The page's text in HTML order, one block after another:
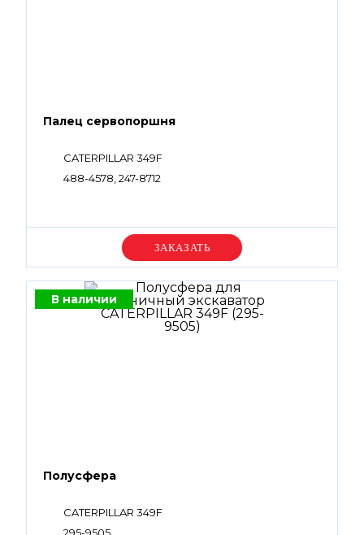
Палец сервопоршня
CATERPILLAR 349F
488-4578, 247-8712
Уточняйте цену
В наличии
Полусфера
CATERPILLAR 349F